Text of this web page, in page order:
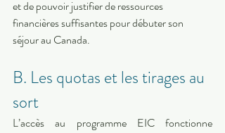
et de pouvoir justifier de ressources
financières suffisantes pour débuter son
séjour au Canada.
B. Les quotas et les tirages au
sort
L’accès au programme EIC fonctionne